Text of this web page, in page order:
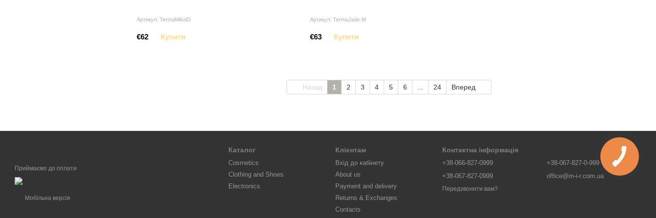
Артикул: TermaMikeEl
€62 Купити
Артикул: TermaJade-M
€63 Купити
Назад 1 2 3 4 5 6 24 Вперед
Приймаємо до оплати
Мобільна версія
Каталог
Cosmetics
Clothing and Shoes
Electronics
Клієнтам
Вхід до кабінету
About us
Payment and delivery
Returns & Exchanges
Contacts
Контактна інформація
+38-066-827-0999
+38-067-827-0999
Передзвонити вам?
+38-067-827-0-999
office@m-i-r.com.ua